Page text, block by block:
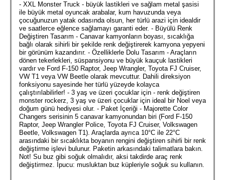
- XXL Monster Truck - büyük lastikleri ve sağlam metal şasisi
ile büyük metal oyuncak arabalar, kum havuzunda veya
çocuğunuzun yatak odasında olsun, her türlü arazi için idealdir
ve saatlerce eğlence sağlamayı garanti eder. - Büyülü Renk
Değiştiren Tasarım - Canavar kamyonların boyası, sıcaklığa
bağlı olarak sihirli bir şekilde renk değiştirerek kamyona yepyeni
bir görünüm kazandırır. - Özelliklerle Dolu Tasarım - Araçların
dönen tekerlekleri, süspansiyonu ve büyük kauçuk lastikleri
vardır ve Ford F-150 Raptor, Jeep Wrangler, Toyota FJ Cruiser,
VW T1 veya VW Beetle olarak mevcuttur. Dahili direksiyon
fonksiyonu sayesinde her türlü yüzeyde kolayca
çalıştırılabilirler! - 3 yaş ve üzeri çocuklar için - renk değiştiren
monster rockerz, 3 yaş ve üzeri çocuklar için ideal bir Noel veya
doğum günü hediyesi olur. - Paket İçeriği - Majorette Color
Changers serisinin 5 canavar kamyonundan biri (Ford F-150
Raptor, Jeep Wrangler Police, Toyota FJ Cruiser, Volkswagen
Beetle, Volkswagen T1). Araçlarda ayrıca 10°C ile 22°C
arasındaki bir sıcaklıkta boyanın rengini değiştiren sihirli bir renk
değiştirme işlevi bulunur. Paketin arkasındaki talimatlara bakın.
Not! Su buz gibi soğuk olmalıdır, aksi takdirde araç renk
değiştirmez. İpucu: musluktan buz küpleriyle soğuk su kullanın.